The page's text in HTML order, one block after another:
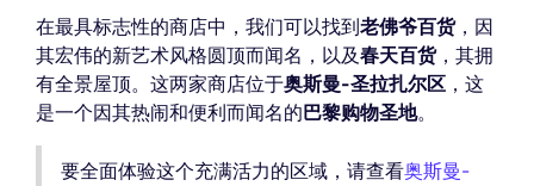
在最具标志性的商店中，我们可以找到老佛爷百货，因
其宏伟的新艺术风格圆顶而闻名，以及春天百货，其拥
有全景屋顶。这两家商店位于奥斯曼-圣拉扎尔区 ，这
是一个因其热闹和便利而闻名的巴黎购物圣地。
要全面体验这个充满活力的区域，请查看奥斯曼-